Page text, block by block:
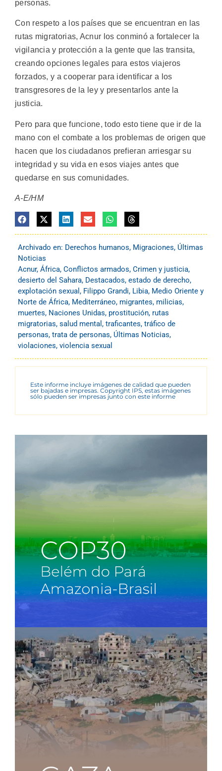
personas.
Con respeto a los países que se encuentran en las
rutas migratorias, Acnur los conminó a fortalecer la
vigilancia y protección a la gente que las transita,
creando opciones legales para estos viajeros
forzados, y a cooperar para identificar a los
transgresores de la ley y presentarlos ante la
justicia.
Pero para que funcione, todo esto tiene que ir de la
mano con el combate a los problemas de origen que
hacen que los ciudadanos prefieran arriesgar su
integridad y su vida en esos viajes antes que
quedarse en sus comunidades.
A-E/HM
Archivado en: Derechos humanos, Migraciones, Últimas
Noticias
Acnur, África, Conflictos armados, Crimen y justicia,
desierto del Sahara, Destacados, estado de derecho,
explotación sexual , Filippo Grandi, Libia, Medio Oriente y
Norte de África, Mediterráneo, migrantes, milicias,
muertes, Naciones Unidas, prostitución, rutas
migratorias, salud mental , traficantes, tráfico de
personas, trata de personas, Últimas Noticias,
violaciones, violencia sexual
Este informe incluye imágenes de calidad que pueden
ser bajadas e impresas. Copyright IPS, estas imágenes
sólo pueden ser impresas junto con este informe